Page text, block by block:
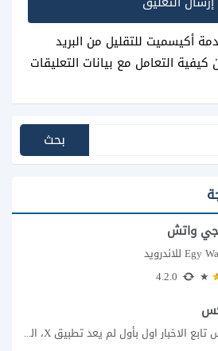
أكيسميت للتقليل من البريد
كيفية التعامل مع بيانات التعليقات
واتش
تطبيق اكس تابع الاخبار اول بأول لم يعد تطبيق X، المعروف سابقا باسم تويتر،...